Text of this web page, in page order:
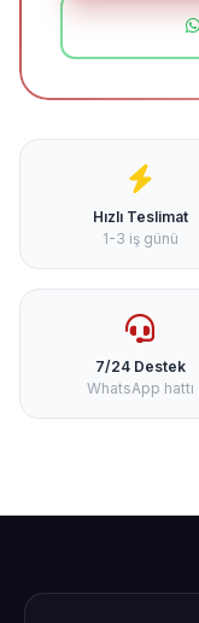
Hızlı Teslimat
1-3 iş günü
7/24 Destek
WhatsApp hattı